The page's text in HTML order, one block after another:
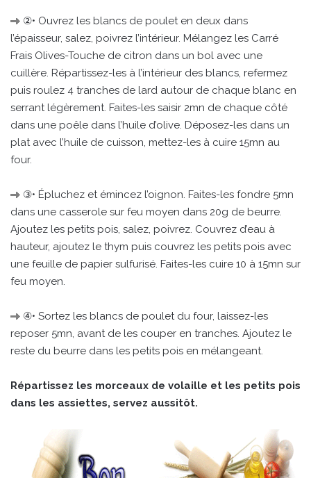
②• Ouvrez les blancs de poulet en deux dans
l’épaisseur, salez, poivrez l’intérieur. Mélangez les Carré
Frais Olives-Touche de citron dans un bol avec une
cuillère. Répartissez-les à l’intérieur des blancs, refermez
puis roulez 4 tranches de lard autour de chaque blanc en
serrant légèrement. Faites-les saisir 2mn de chaque côté
dans une poêle dans l’huile d’olive. Déposez-les dans un
plat avec l’huile de cuisson, mettez-les à cuire 15mn au
four.
③• Épluchez et émincez l’oignon. Faites-les fondre 5mn
dans une casserole sur feu moyen dans 20g de beurre.
Ajoutez les petits pois, salez, poivrez. Couvrez d’eau à
hauteur, ajoutez le thym puis couvrez les petits pois avec
une feuille de papier sulfurisé. Faites-les cuire 10 à 15mn sur
feu moyen.
④• Sortez les blancs de poulet du four, laissez-les
reposer 5mn, avant de les couper en tranches. Ajoutez le
reste du beurre dans les petits pois en mélangeant.
Répartissez les morceaux de volaille et les petits pois
dans les assiettes, servez aussitôt.